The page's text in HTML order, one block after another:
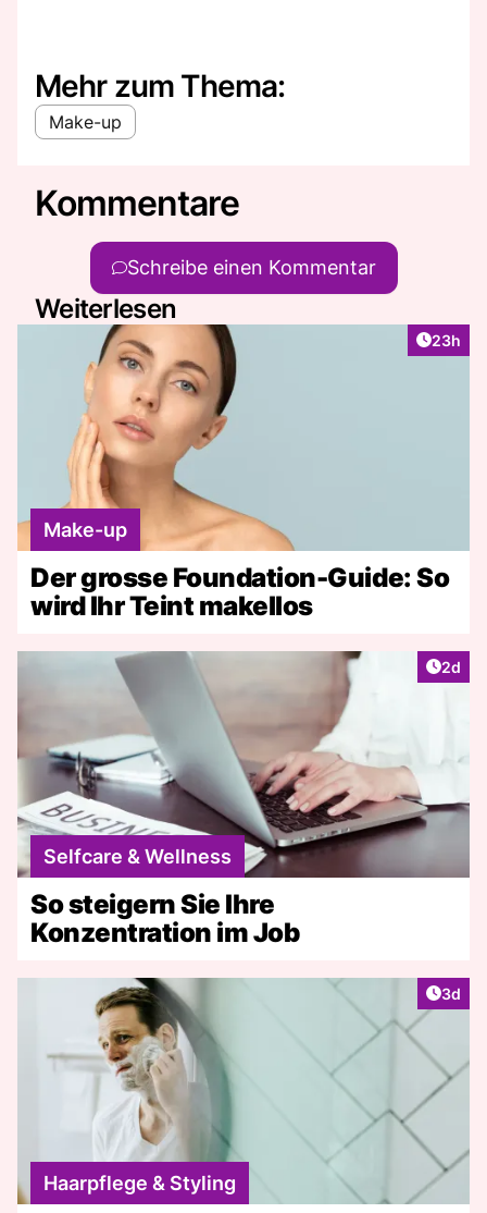
Mehr zum Thema:
Make-up
Kommentare
Schreibe einen Kommentar
Weiterlesen
Artikel
23h
Make-up
Der grosse Foundation-Guide: So
wird Ihr Teint makellos
2d
Selfcare & Wellness
So steigern Sie Ihre
Konzentration im Job
3d
Haarpflege & Styling